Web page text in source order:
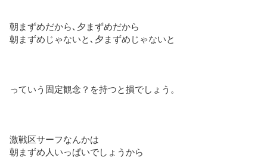
朝まずめだから､夕まずめだから
朝まずめじゃないと､夕まずめじゃないと
っていう固定観念？を持つと損でしょう。
激戦区サーフなんかは
朝まずめ人いっぱいでしょうから